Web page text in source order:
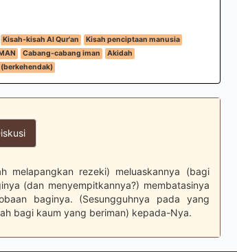
Kisah-kisah Al Qur'an
Kisah penciptaan manusia
Cabang-cabang iman
Akidah
melapangkan rezeki) meluaskannya (bagi
(dan menyempitkannya?) membatasinya
baginya. (Sesungguhnya pada yang
bagi kaum yang beriman) kepada-Nya.